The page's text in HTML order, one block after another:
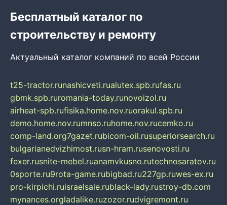
Бесплатный каталог по
строительству и ремонту
Актуальный каталог компаний по всей России
t25-tractor.runashicveti.rualutex.spb.rufas.ru
gbmk.spb.ruromania-today.runovoizol.ru
airheat-spb.rufisika.home.nov.ruorakul.spb.ru
demo.home.nov.rumnso.ruhome.nov.rucemko.ru
comp-land.org7gazet.rubicom-oil.rusuperiorsearch.ru
bulgarianedvizhimost.rusn-hram.rusenovosti.ru
fexer.rusnite-mebel.ruanamvkusno.rutechnosaratov.ru
0sporte.ru9rota-game.rubigbad.ru227gp.ruwes-ex.ru
pro-kirpichi.ruisraelsale.rublack-lady.rustroy-db.com
mynances.orgladalike.ruzozor.rudvigremont.ru